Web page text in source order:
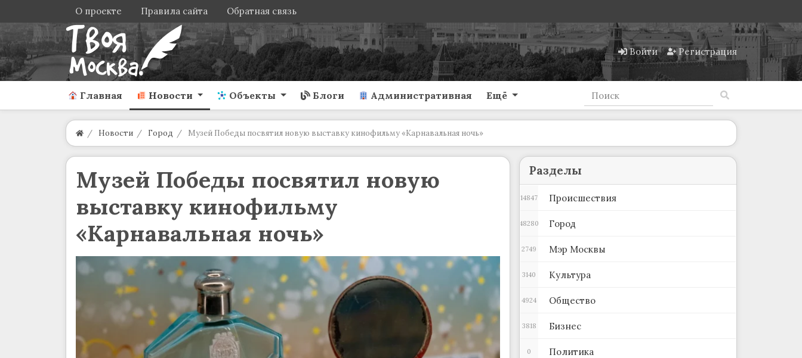
О проекте Правила сайта Обратная связь
Войти Регистрация
Главная Новости Объекты Блоги Административная Ещё
Новости Город Музей Победы посвятил новую выставку кинофильму «Карнавальная ночь»
Музей Победы посвятил новую
выставку кинофильму
«Карнавальная ночь»
Разделы
Происшествия
14847
Город
48280
Мэр Москвы
2749
Культура
3140
Общество
4924
Бизнес
3818
Политика
0